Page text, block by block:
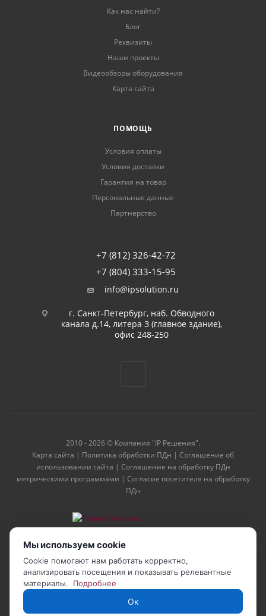
Как нас найти?
Блог
Реквизиты
Наши проекты
Видеообзоры оборудования
Карта сайта
ПОМОЩЬ
Условия оплаты
Условия доставки
Гарантия на товар
Персональные данные
Партнерство
+7 (812) 326-42-72
+7 (804) 333-15-95
info@ipsolution.ru
г. Санкт-Петербург, наб. Обводного
канала д.14, литера З (главное здание),
офис 248-250
2010 - 2026 © Компания "IP Решения".
Карта сайта | Политика обработки ПДн | Соглашение об
использовании сайта | Соглашение на обработку ПДн
метрическими программами | Согласие посетителя на обработку
ПДн
Мы используем cookie
Cookie помогают нам работать корректно,
анализировать посещения и показывать релевантные
материалы.
Подробнее
Ок